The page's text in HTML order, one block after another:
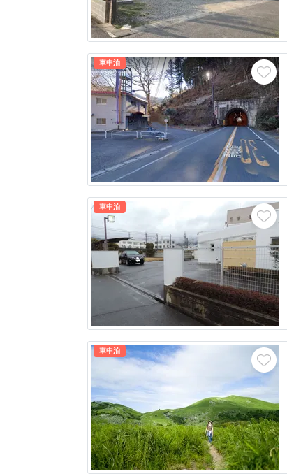
車中泊
車中泊
車中泊